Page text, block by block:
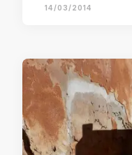
14/03/2014